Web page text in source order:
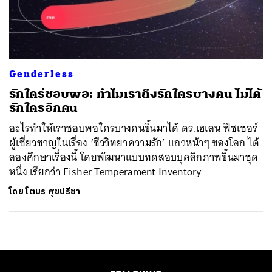
Genderless
รักใคร่ชอบพอ: ทำไมเราถึงรักใครบางคน ไม่ได้
รักใครอีกคน
อะไรทำให้เราชอบพอใครบางคนขึ้นมาได้ ดร.เฮเลน ฟิชเชอร์
ผู้เชี่ยวชาญในเรื่อง ‘ชีววิทยาความรัก’ แถวหน้าๆ ของโลก ได้
ลองศึกษาเรื่องนี้ โดยพัฒนาแบบทดสอบบุคลิกภาพขึ้นมาชุด
หนึ่ง เรียกว่า Fisher Temperament Inventory
โดยโตมร ศุขปรีชา
ค้นหา
SHARE TWEET LINE EMAIL